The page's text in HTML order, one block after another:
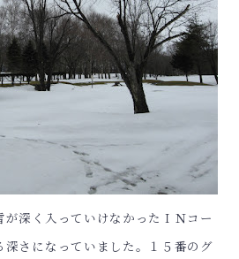
深く入っていけなかったＩＮコー
さになっていました。１５番のグ